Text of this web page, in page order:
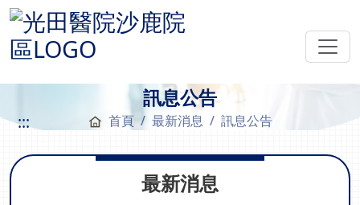
訊息公告
::: 首頁 最新消息 訊息公告
最新消息